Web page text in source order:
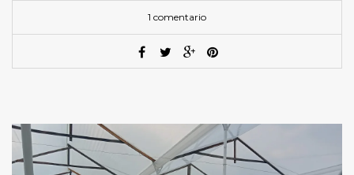
1 comentario